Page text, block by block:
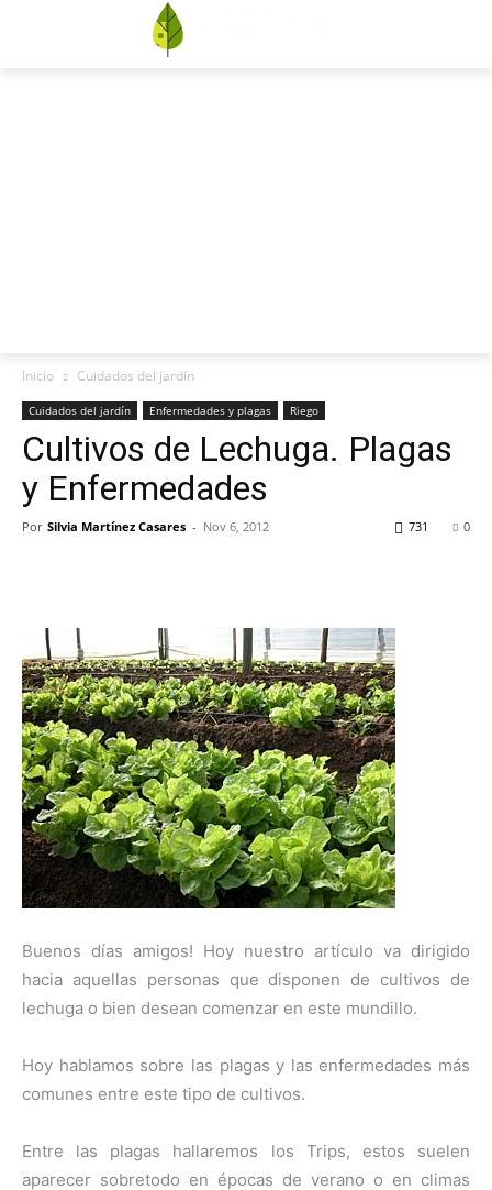
Inicio Cuidados del jardín
Cuidados del jardín Enfermedades y plagas Riego
Cultivos de Lechuga. Plagas
y Enfermedades
Por Silvia Martínez Casares - Nov 6, 2012 0
731
Buenos días amigos! Hoy nuestro artículo va dirigido
hacia aquellas personas que disponen de cultivos de
lechuga o bien desean comenzar en este mundillo.
Hoy hablamos sobre las plagas y las enfermedades más
comunes entre este tipo de cultivos.
Entre las plagas hallaremos los Trips, estos suelen
aparecer sobretodo en épocas de verano o en climas